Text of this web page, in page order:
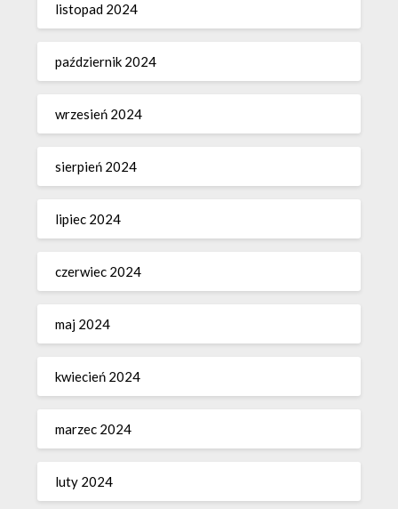
listopad 2024
październik 2024
wrzesień 2024
sierpień 2024
lipiec 2024
czerwiec 2024
maj 2024
kwiecień 2024
marzec 2024
luty 2024